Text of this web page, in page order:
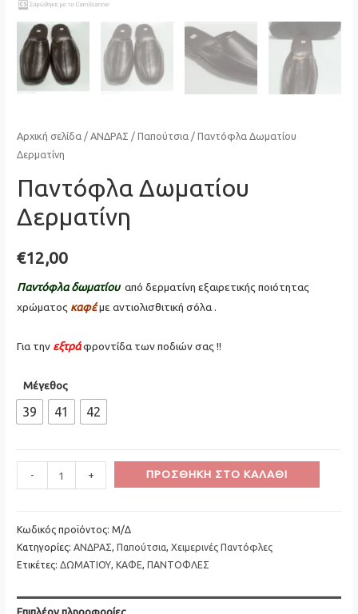
Αρχική σελίδα /ΑΝΔΡΑΣ /Παπούτσια / Παντόφλα Δωματίου
Δερματίνη
Παντόφλα Δωματίου
Δερματίνη
€12,00
Παντόφλα δωματίουαπό δερματίνη εξαιρετικής ποιότητας
χρώματος καφέμε αντιολισθιτική σόλα .
Για την εξτράφροντίδα των ποδιών σας !!
Μέγεθος
39 41 42
Quantity
-
Παντόφλα
Δωματίου
ποσότητα
Quantity
+ ΠΡΟΣΘΉΚΗ ΣΤΟ ΚΑΛΆΘΙ
Κωδικός προϊόντος:Μ/Δ
Κατηγορίες:ΑΝΔΡΑΣ,Παπούτσια,Χειμερινές Παντόφλες
Ετικέτες:ΔΩΜΑΤΙΟΥ,ΚΑΦΕ,ΠΑΝΤΟΦΛΕΣ